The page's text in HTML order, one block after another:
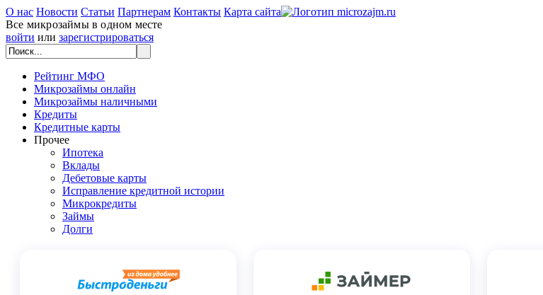
О нас Новости Статьи Партнерам Контакты Карта сайта
Все микрозаймы в одном месте
войти или зарегистрироваться
Рейтинг МФО
Микрозаймы онлайн
Микрозаймы наличными
Кредиты
Кредитные карты
Прочее
Ипотека
Вклады
Дебетовые карты
Исправление кредитной истории
Микрокредиты
Займы
Долги